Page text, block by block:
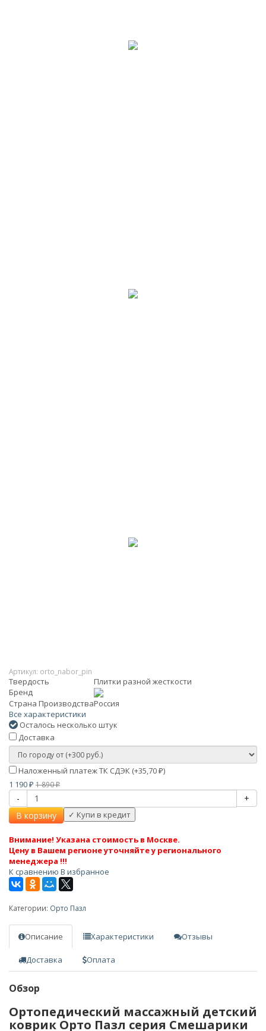
Артикул: orto_nabor_pin
Твердость
Плитки разной жесткости
Бренд
Страна ПроизводстваРоссия
Все характеристики
Осталось несколько штук
Доставка
Наложенный платеж ТК СДЭК (+35,70 ₽)
1 190 ₽ 1 890₽
-
+
В корзину
Внимание! Указана стоимость в Москве.
Цену в Вашем регионе уточняйте у регионального
менеджера !!!
К сравнению В избранное
Категории: Орто Пазл
Описание Характеристики Отзывы
Доставка Оплата
Обзор
Ортопедический массажный детский
коврик Орто Пазл серия Смешарики